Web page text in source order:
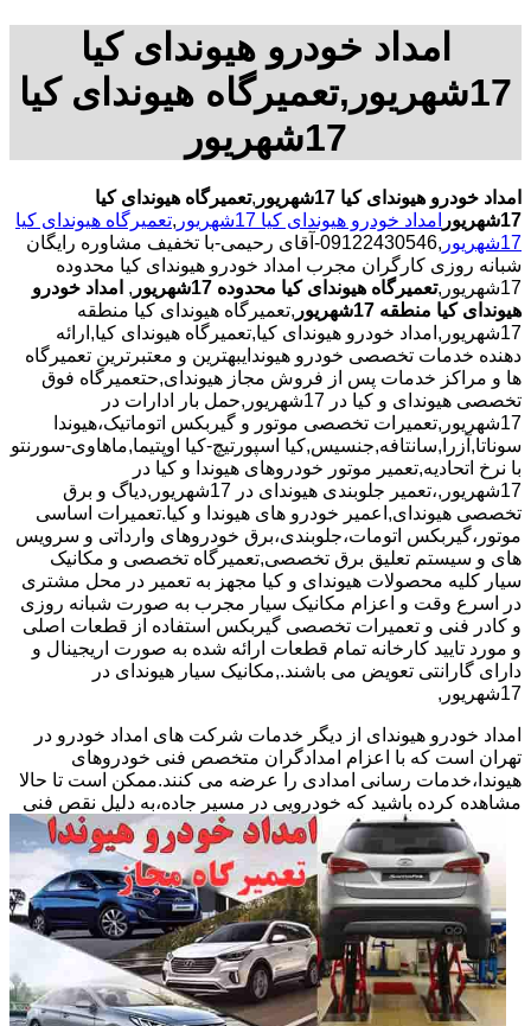
امداد خودرو هیوندای کیا
17شهریور,تعمیرگاه هیوندای کیا
17شهریور
امداد خودرو هیوندای کیا 17شهریور ,تعمیرگاه هیوندای کیا
17شهریور
امداد خودرو هیوندای کیا 17شهریور ,تعمیرگاه هیوندای کیا
17شهریور
,09122430546-آقای رحیمی-با تخفیف مشاوره رایگان
شبانه روزی کارگران مجرب امداد خودرو هیوندای کیا محدوده
17شهریور,
تعمیرگاه هیوندای کیا محدوده 17شهریور , امداد خودرو
هیوندای کیا منطقه 17شهریور
,تعمیرگاه هیوندای کیا منطقه
17شهریور,امداد خودرو هیوندای کیا,تعمیرگاه هیوندای کیا,ارائه
دهنده خدمات تخصصی خودرو هیوندایبهترین و معتبرترین تعمیرگاه
ها و مراکز خدمات پس از فروش مجاز هیوندای,حتعمیرگاه فوق
تخصصی هیوندای و کیا در 17شهریور,حمل بار ادارات در
17شهریور,تعمیرات تخصصی موتور و گیربکس اتوماتیک،هیوندا
سوناتا,آزرا,سانتافه,جنسیس,کیا اسپورتیچ-کیا اوپتیما‌,ماهاوی-سورنتو
با نرخ اتحادیه,تعمیر موتور خودروهای هیوندا و کیا در
17شهریور,،تعمیر جلوبندی هیوندای در 17شهریور,دیاگ و برق
تخصصی هیوندای,اعمیر خودرو های هیوندا و کیا.تعمیرات اساسی
موتور،گیربکس اتومات،جلوبندی،برق خودروهای وارداتی و سرویس
های و سیستم تعلیق برق تخصصی,تعمیرگاه تخصصی و مکانیک
سیار کلیه محصولات هیوندای و کیا مجهز به تعمیر در محل مشتری
در اسرع وقت و اعزام مکانیک سیار مجرب به صورت شبانه روزی
و کادر فنی و تعمیرات تخصصی گیربکس استفاده از قطعات اصلی
و مورد تایید کارخانه تمام قطعات ارائه شده به صورت اریجینال و
دارای گارانتی تعویض می باشند.,مکانیک سیار هیوندای در
17شهریور,
امداد خودرو هیوندای از دیگر خدمات شرکت های امداد خودرو در
تهران است که با اعزام امدادگران متخصص فنی خودروهای
هیوندا،خدمات رسانی امدادی را عرضه می کنند.ممکن است تا حالا
مشاهده کرده باشید که خودرویی در مسیر جاده،به دلیل نقص فنی